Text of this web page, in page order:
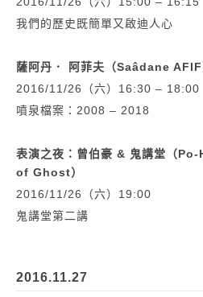
我們的歷史既簡單又啟迪人心
薩阿丹． 阿菲夫（Saâdane AFIF
2016/11/26（六）16:30 – 18:00
噴泉檔案：2008 – 2018
表演之夜：曾伯豪 & 鬼講堂（
of Ghost）
2016/11/26（六）19:00
鬼講堂第二講
2016.11.27